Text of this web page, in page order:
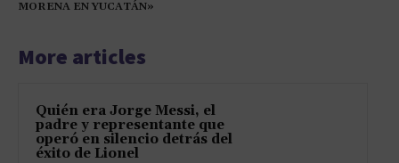
MORENA EN YUCATÁN»
More articles
Quién era Jorge Messi, el
padre y representante que
operó en silencio detrás del
éxito de Lionel